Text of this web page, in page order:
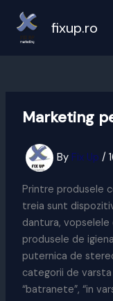
content
fixup.ro
Marketing
By Fix Up /
Printre produsele
treia sunt
dantura,
produsele de
puternica de
categorii de varsta
“batranete”, “in